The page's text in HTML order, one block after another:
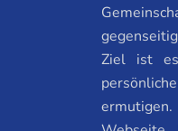
Ziel ist